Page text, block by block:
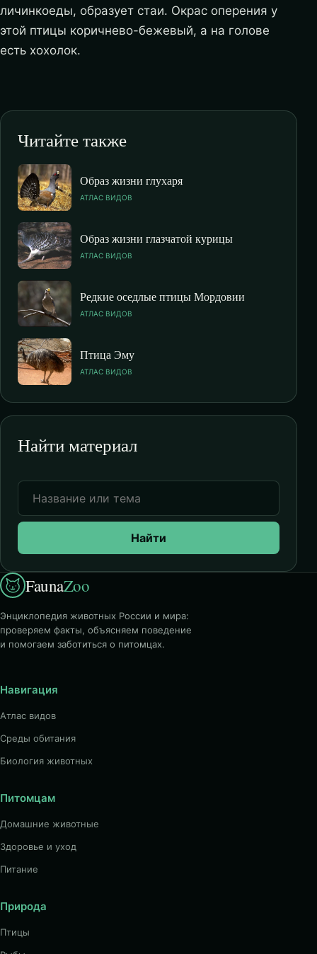
личинкоеды, образует стаи. Окрас оперения у
этой птицы коричнево-бежевый, а на голове
есть хохолок.
Читайте также
Образ жизни глухаря
АТЛАС ВИДОВ
Образ жизни глазчатой курицы
АТЛАС ВИДОВ
Редкие оседлые птицы Мордовии
АТЛАС ВИДОВ
Птица Эму
АТЛАС ВИДОВ
Найти материал
Найти
FaunaZoo
Энциклопедия животных России и мира:
проверяем факты, объясняем поведение
и помогаем заботиться о питомцах.
Навигация
Атлас видов
Среды обитания
Биология животных
Питомцам
Домашние животные
Здоровье и уход
Питание
Природа
Птицы